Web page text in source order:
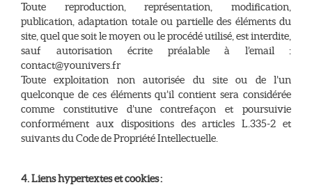
Toute reproduction, représentation, modification,
publication, adaptation totale ou partielle des éléments du
site, quel que soit le moyen ou le procédé utilisé, est interdite,
sauf autorisation écrite préalable à l’email :
contact@younivers.fr
Toute exploitation non autorisée du site ou de l’un
quelconque de ces éléments qu’il contient sera considérée
comme constitutive d’une contrefaçon et poursuivie
conformément aux dispositions des articles L.335-2 et
suivants du Code de Propriété Intellectuelle.
4. Liens hypertextes et cookies :